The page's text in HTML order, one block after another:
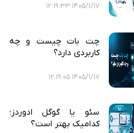
1405/1/17 12:19:33
چت بات چیست و چه
کاربردی دارد؟
1405/1/17 12:19:05
سئو یا گوگل ادوردز؛
کدامیک بهتر است؟